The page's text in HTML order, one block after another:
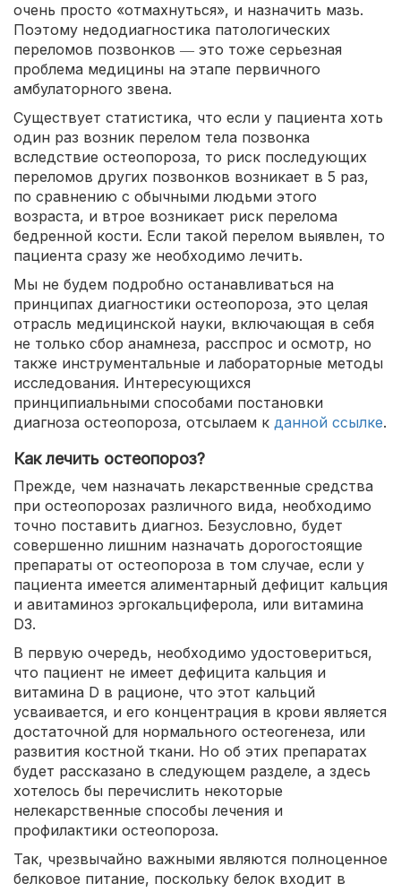
очень просто «отмахнуться», и назначить мазь.
Поэтому недодиагностика патологических
переломов позвонков ― это тоже серьезная
проблема медицины на этапе первичного
амбулаторного звена.
Существует статистика, что если у пациента хоть
один раз возник перелом тела позвонка
вследствие остеопороза, то риск последующих
переломов других позвонков возникает в 5 раз,
по сравнению с обычными людьми этого
возраста, и втрое возникает риск перелома
бедренной кости. Если такой перелом выявлен, то
пациента сразу же необходимо лечить.
Мы не будем подробно останавливаться на
принципах диагностики остеопороза, это целая
отрасль медицинской науки, включающая в себя
не только сбор анамнеза, расспрос и осмотр, но
также инструментальные и лабораторные методы
исследования. Интересующихся
принципиальными способами постановки
диагноза остеопороза, отсылаем к данной ссылке.
Как лечить остеопороз?
Прежде, чем назначать лекарственные средства
при остеопорозах различного вида, необходимо
точно поставить диагноз. Безусловно, будет
совершенно лишним назначать дорогостоящие
препараты от остеопороза в том случае, если у
пациента имеется алиментарный дефицит кальция
и авитаминоз эргокальциферола, или витамина
D3.
В первую очередь, необходимо удостовериться,
что пациент не имеет дефицита кальция и
витамина D в рационе, что этот кальций
усваивается, и его концентрация в крови является
достаточной для нормального остеогенеза, или
развития костной ткани. Но об этих препаратах
будет рассказано в следующем разделе, а здесь
хотелось бы перечислить некоторые
нелекарственные способы лечения и
профилактики остеопороза.
Так, чрезвычайно важными являются полноценное
белковое питание, поскольку белок входит в